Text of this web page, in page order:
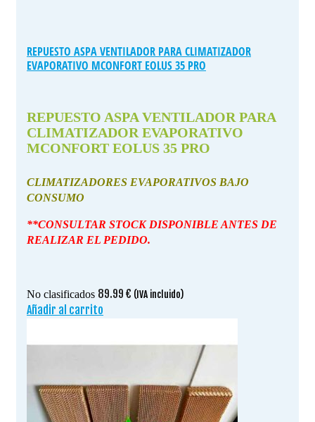
REPUESTO ASPA VENTILADOR PARA CLIMATIZADOR
EVAPORATIVO MCONFORT EOLUS 35 PRO
REPUESTO ASPA VENTILADOR PARA
CLIMATIZADOR EVAPORATIVO
MCONFORT EOLUS 35 PRO
CLIMATIZADORES EVAPORATIVOS BAJO
CONSUMO
**CONSULTAR STOCK DISPONIBLE ANTES DE
REALIZAR EL PEDIDO.
No clasificados 89.99 € (IVA incluido)
Añadir al carrito